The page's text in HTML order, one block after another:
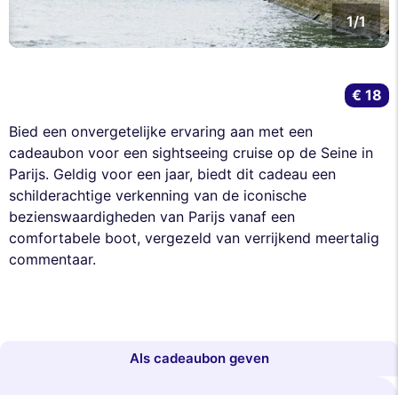
1/1
Bied een onvergetelijke ervaring aan met een
cadeaubon voor een sightseeing cruise op de Seine in
Parijs. Geldig voor een jaar, biedt dit cadeau een
schilderachtige verkenning van de iconische
bezienswaardigheden van Parijs vanaf een
comfortabele boot, vergezeld van verrijkend meertalig
commentaar.
€ 18
Als cadeaubon geven